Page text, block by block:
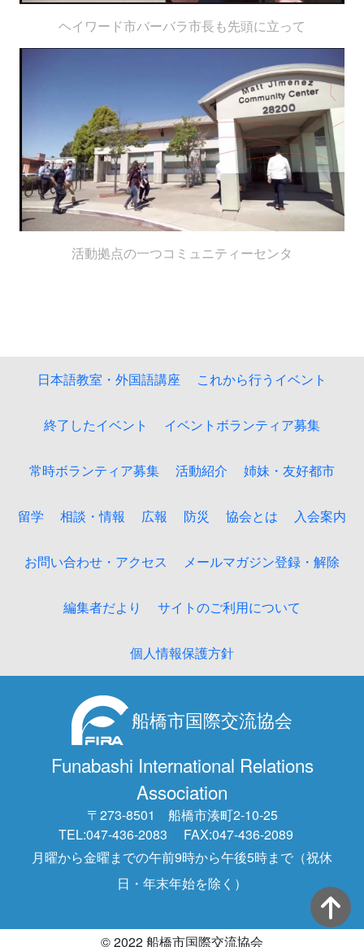
ヘイワード市バーバラ市長も先頭に立って
活動拠点の一つコミュニティーセンタ
日本語教室・外国語講座 これから行うイベント
終了したイベント イベントボランティア募集
常時ボランティア募集 活動紹介 姉妹・友好都市
留学 相談・情報 広報 防災 協会とは 入会案内
お問い合わせ・アクセス メールマガジン登録・解除
編集者だより サイトのご利用について
個人情報保護方針
船橋市国際交流協会
Funabashi International Relations
Association
〒273-8501 船橋市湊町2-10-25
TEL:047-436-2083
FAX:047-436-2089
月曜から金曜までの午前9時から午後5時まで（祝休
日・年末年始を除く）
© 2022 船橋市国際交流協会